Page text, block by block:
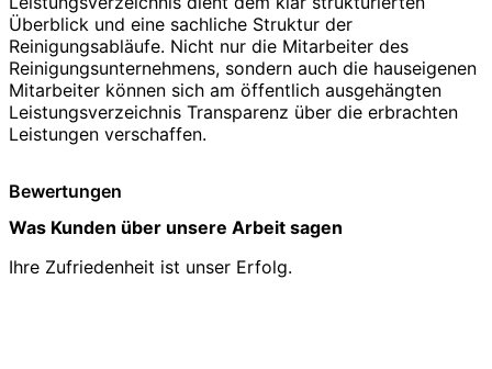
Überblick und eine sachliche Struktur der
Reinigungsabläufe. Nicht nur die Mitarbeiter des
Reinigungsunternehmens, sondern auch die hauseigenen
Mitarbeiter können sich am öffentlich ausgehängten
Leistungsverzeichnis Transparenz über die erbrachten
Leistungen verschaffen.
Bewertungen
Was Kunden über unsere Arbeit sagen
Ihre Zufriedenheit ist unser Erfolg.